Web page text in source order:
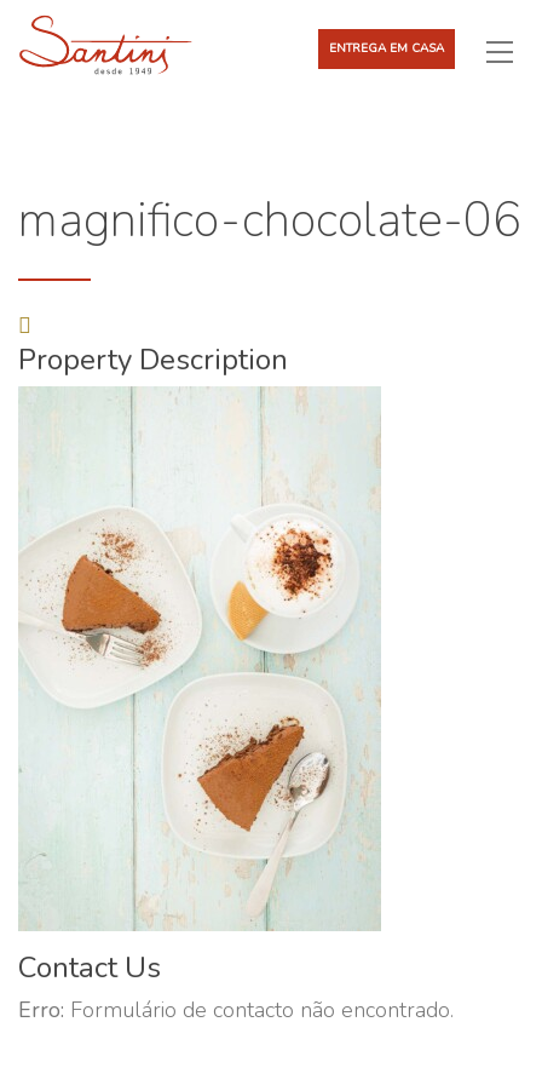
ENTREGA EM CASA
magnifico-chocolate-06
Property Description
Contact Us
Erro: Formulário de contacto não encontrado.